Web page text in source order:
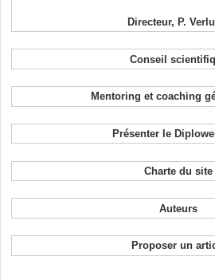
Directeur, P.
Conseil
Mentoring et coaching
Présenter le
Charte du site
Auteurs
Proposer un